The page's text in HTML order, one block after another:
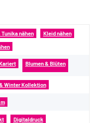
Tunika nähen Kleid nähen
Blumen & Blüten
Winter Kollektion
Digitaldruck